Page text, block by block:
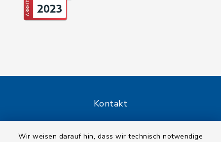
Wir weisen darauf hin, dass wir technisch notwendige
Kontakt